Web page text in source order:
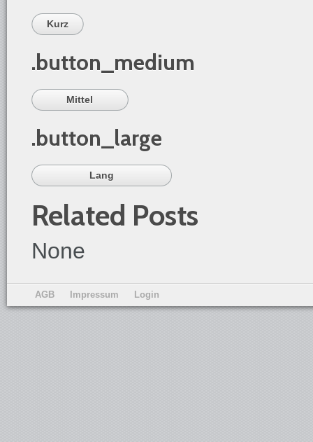
Kurz
.button_medium
Mittel
.button_large
Lang
Related Posts
None
AGB Impressum Login